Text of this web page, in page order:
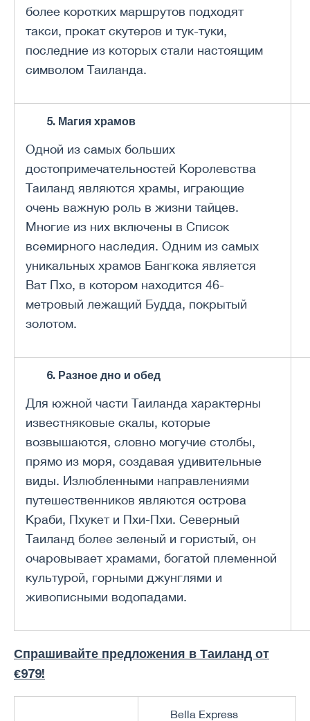
более коротких маршрутов подходят
такси, прокат скутеров и тук-туки,
последние из которых стали настоящим
символом Таиланда.
5. Магия храмов
Одной из самых больших
достопримечательностей Королевства
Таиланд являются храмы, играющие
очень важную роль в жизни тайцев.
Многие из них включены в Список
всемирного наследия. Одним из самых
уникальных храмов Бангкока является
Ват Пхо, в котором находится 46-
метровый лежащий Будда, покрытый
золотом.
6. Разное дно и обед
Для южной части Таиланда характерны
известняковые скалы, которые
возвышаются, словно могучие столбы,
прямо из моря, создавая удивительные
виды. Излюбленными направлениями
путешественников являются острова
Краби, Пхукет и Пхи-Пхи. Северный
Таиланд более зеленый и гористый, он
очаровывает храмами, богатой племенной
культурой, горными джунглями и
живописными водопадами.
Спрашивайте предложения в Таиланд от
€979!
Bella Express